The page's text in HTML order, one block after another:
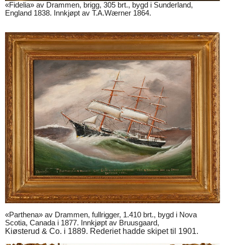
«Fidelia» av Drammen, brigg, 305 brt., bygd i Sunderland,
England 1838. Innkjøpt av T.A.Wærner 1864.
«Parthena» av Drammen, fullrigger, 1.410 brt., bygd i Nova
Scotia, Canada i 1877. Innkjøpt av Bruusgaard,
Kiøsterud & Co. i 1889. Rederiet hadde skipet til 1901.